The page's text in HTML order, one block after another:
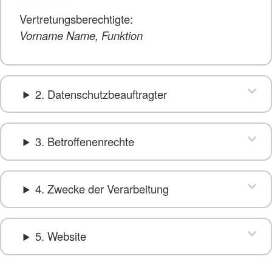
Vertretungsberechtigte:
Vorname Name, Funktion
2. Datenschutzbeauftragter
3. Betroffenenrechte
4. Zwecke der Verarbeitung
5. Website